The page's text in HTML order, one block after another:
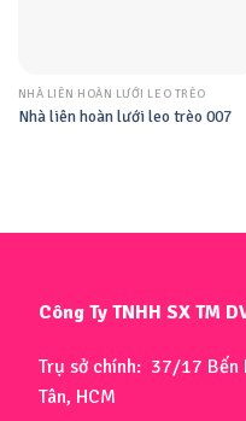
NHÀ LIÊN HOÀN LƯỚI LEO TRÈO
Nhà liên hoàn lưới leo trèo 007
Công Ty TNHH SX TM
Trụ sở chính: 37/17 Bến
Tân, HCM